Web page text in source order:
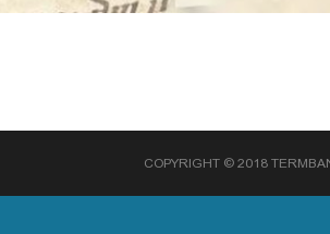
COPYRIGHT © 2018